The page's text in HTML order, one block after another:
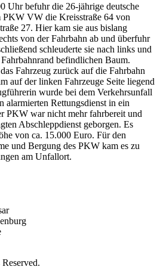
Uhr befuhr die 26-jährige deutsche
PKW VW die Kreisstraße 64 von
27. Hier kam sie aus bislang
von der Fahrbahn ab und überfuhr
schleuderte sie nach links und
befindlichen Baum.
Fahrzeug zurück auf die Fahrbahn
auf der linken Fahrzeuge Seite liegend
wurde bei dem Verkehrsunfall
alarmierten Rettungsdienst in ein
PKW war nicht mehr fahrbereit und
Abschleppdienst geborgen. Es
von ca. 15.000 Euro. Für den
und Bergung des PKW kam es zu
am Unfallort.